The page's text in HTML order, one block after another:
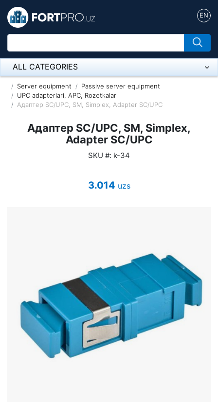
EN
ALL CATEGORIES
Микрофон
Напольные розетки
Оборудование Mikrotik
ADSL, Wan / Lan Routers, Wi-Fi
UPS Uninterruptible Power Supply
Headphones
Mouses and keybords
Cooling systems
Server equipment
Server equipment
Passive server equipment
UPC adapterlari, APC, Rozetkalar
Адаптер SC/UPC, SM, Simplex, Adapter SC/UPC
Адаптер SC/UPC, SM, Simplex,
Adapter SC/UPC
SKU #: k-34
3.014 uzs